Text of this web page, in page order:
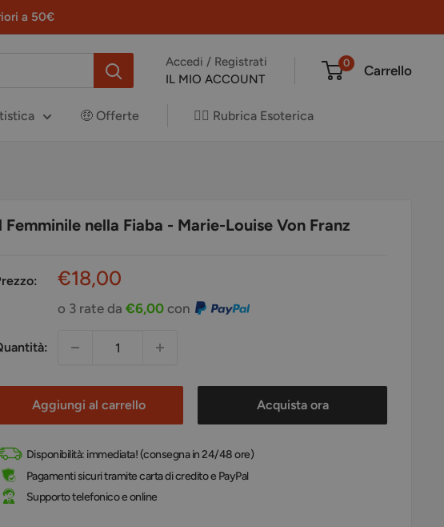
a 50€
Accedi / Registrati
IL MIO ACCOUNT
0 Carrello
🤑 Offerte ✍🏻 Rubrica Esoterica
Femminile nella Fiaba - Marie-Louise Von Franz
Prezzo
scontato
€18,00
o 3 rate da€6,00 con
Aggiungi al carrello Acquista ora
Disponibilità: immediata! (consegna in 24/48 ore)
Pagamenti sicuri tramite carta di credito e PayPal
Supporto telefonico e online